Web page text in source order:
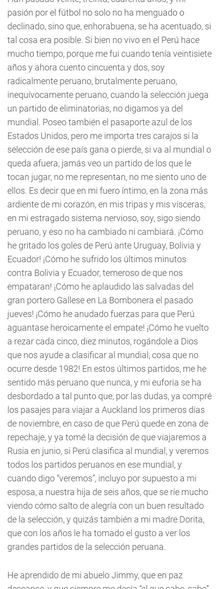
pasión por el fútbol no solo no ha menguado o
declinado, sino que, enhorabuena, se ha acentuado, si
tal cosa era posible. Si bien no vivo en el Perú hace
mucho tiempo, porque me fui cuando tenía veintisiete
años y ahora cuento cincuenta y dos, soy
radicalmente peruano, brutalmente peruano,
inequívocamente peruano, cuando la selección juega
un partido de eliminatorias, no digamos ya del
mundial. Poseo también el pasaporte azul de los
Estados Unidos, pero me importa tres carajos si la
selección de ese país gana o pierde, si va al mundial o
queda afuera, jamás veo un partido de los que le
tocan jugar, no me representan, no me siento uno de
ellos. Es decir que en mi fuero íntimo, en la zona más
ardiente de mi corazón, en mis tripas y mis vísceras,
en mi estragado sistema nervioso, soy, sigo siendo
peruano, y eso no ha cambiado ni cambiará. ¡Cómo
he gritado los goles de Perú ante Uruguay, Bolivia y
Ecuador! ¡Cómo he sufrido los últimos minutos
contra Bolivia y Ecuador, temeroso de que nos
empataran! ¡Cómo he aplaudido las salvadas del
gran portero Gallese en La Bombonera el pasado
jueves! ¡Cómo he anudado fuerzas para que Perú
aguantase heroicamente el empate! ¡Cómo he vuelto
a rezar cada cinco, diez minutos, rogándole a Dios
que nos ayude a clasificar al mundial, cosa que no
ocurre desde 1982! En estos últimos partidos, me he
sentido más peruano que nunca, y mi euforia se ha
desbordado a tal punto que, por las dudas, ya compré
los pasajes para viajar a Auckland los primeros días
de noviembre, en caso de que Perú quede en zona de
repechaje, y ya tomé la decisión de que viajaremos a
Rusia en junio, si Perú clasifica al mundial, y veremos
todos los partidos peruanos en ese mundial, y
cuando digo “veremos”, incluyo por supuesto a mi
esposa, a nuestra hija de seis años, que se ríe mucho
viendo cómo salto de alegría con un buen resultado
de la selección, y quizás también a mi madre Dorita,
que con los años le ha tomado el gusto a ver los
grandes partidos de la selección peruana.
He aprendido de mi abuelo Jimmy, que en paz